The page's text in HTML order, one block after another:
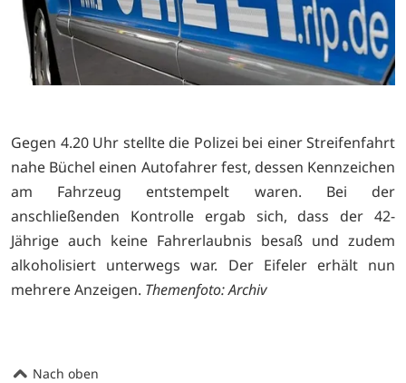
Gegen 4.20 Uhr stellte die Polizei bei einer Streifenfahrt
nahe Büchel einen Autofahrer fest, dessen Kennzeichen
am Fahrzeug entstempelt waren. Bei der
anschließenden Kontrolle ergab sich, dass der 42-
Jährige auch keine Fahrerlaubnis besaß und zudem
alkoholisiert unterwegs war. Der Eifeler erhält nun
mehrere Anzeigen. Themenfoto: Archiv
Nach oben